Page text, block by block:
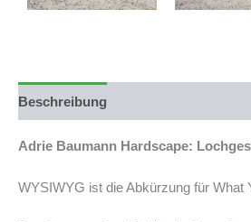
Beschreibung
Adrie Baumann Hardscape:
WYSIWYG ist die Abkürzung für